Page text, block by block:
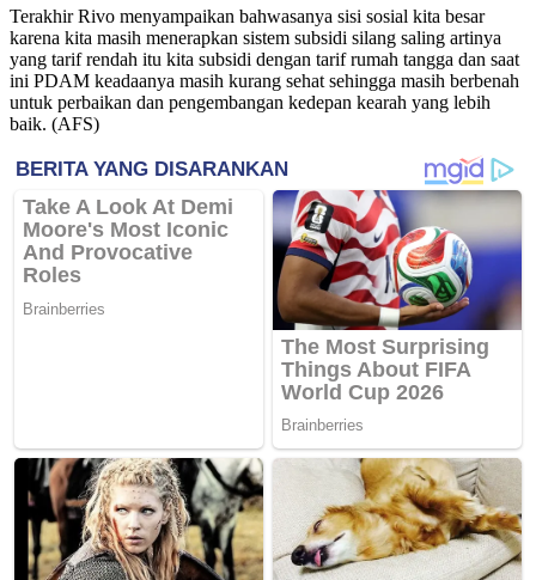
Terakhir Rivo menyampaikan bahwasanya sisi sosial kita besar
karena kita masih menerapkan sistem subsidi silang saling artinya
yang tarif rendah itu kita subsidi dengan tarif rumah tangga dan saat
ini PDAM keadaanya masih kurang sehat sehingga masih berbenah
untuk perbaikan dan pengembangan kedepan kearah yang lebih
baik. (AFS)